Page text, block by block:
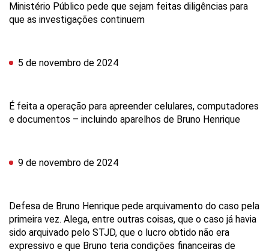
Ministério Público pede que sejam feitas diligências para
que as investigações continuem
5 de novembro de 2024
É feita a operação para apreender celulares, computadores
e documentos – incluindo aparelhos de Bruno Henrique
9 de novembro de 2024
Defesa de Bruno Henrique pede arquivamento do caso pela
primeira vez. Alega, entre outras coisas, que o caso já havia
sido arquivado pelo STJD, que o lucro obtido não era
expressivo e que Bruno teria condições financeiras de